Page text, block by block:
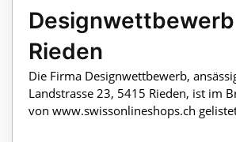
Rieden
Die Firma Designwettbewerb,
Landstrasse 23, 5415 Rieden, ist im
von www.swissonlineshops.ch